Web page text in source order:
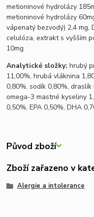
metioninové hydrolázy
metioninové hydrolázy
vápenatý bezvodý) 2,4 mg,
celulóza, extrakt s vyšším
10mg
Analytické složky:hrubý
11,00%, hrubá vláknina
0,80%, sodík 0,80%,
omega-3 mastné kyseliny
0,50%, EPA 0,50%, DHA
Původ zboží
Zboží zařazeno v
Alergie a intolerance